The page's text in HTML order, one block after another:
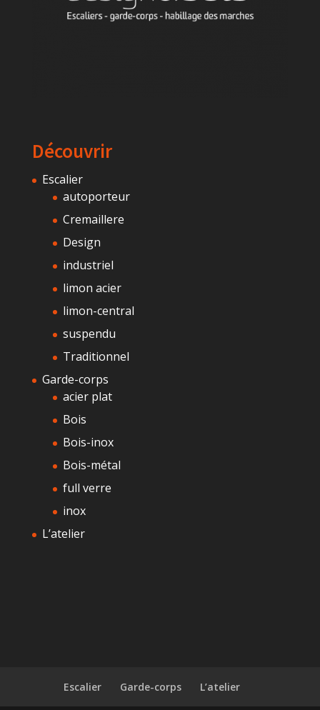
Découvrir
Escalier
autoporteur
Cremaillere
Design
industriel
limon acier
limon-central
suspendu
Traditionnel
Garde-corps
acier plat
Bois
Bois-inox
Bois-métal
full verre
inox
L’atelier
Escalier Garde-corps L’atelier